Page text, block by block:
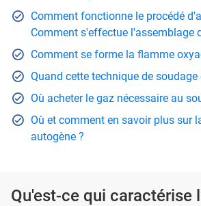
Comment fonctionne le procédé
Comment s'effectue l'assemblage
Comment se forme la flamme
Quand cette technique de soudage
Où acheter le gaz nécessaire au
Où et comment en savoir plus sur
autogène ?
Qu'est-ce qui caractérise